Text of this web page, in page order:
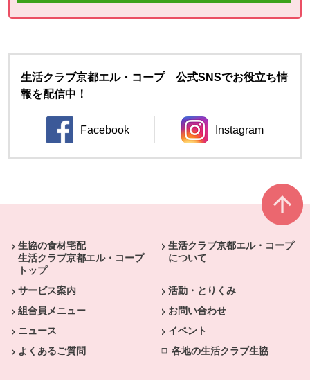
生活クラブ京都エル・コープ 公式SNSでお役立ち情
報を配信中！
Facebook
別のウィンドウで開きます。
Instagram
別のウィンドウ
生協の食材宅配
生活クラブ京都エル・コープ
トップ
生活クラブ京都エル・コープ
について
サービス案内
活動・とりくみ
組合員メニュー
お問い合わせ
ニュース
イベント
よくあるご質問
各地の生活クラブ生協